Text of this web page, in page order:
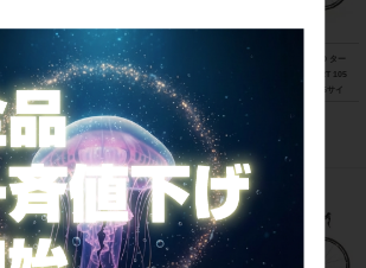
ビアンキ BIANCHI フェニーチェ スポ
ーツ FENICE SPORT Tiagra 2017年
ロードバイク 50サイズ ホワイト
103,400円
スペシャライズド SPECIALIZED ター
マック スポーツ TARMAC SPORT 105
2018年 カーボンロードバイク 56サイ
ズ サガン スーパースター
121,000円